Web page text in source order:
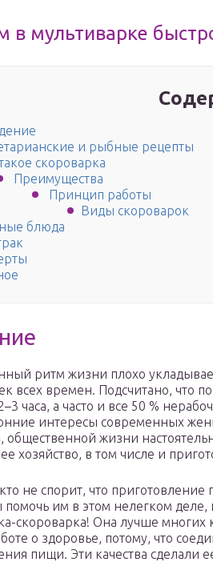
в мультиварке
и рыбные рецепты
скороварка
Преимущества
Принцип работы
Виды скороварок
блюда
ритм жизни плохо
всех времен. Подсчитано, что
часа, а часто и все 50 %
интересы современных
общественной жизни
хозяйство, в том числе и
не спорит, что
помочь им в этом нелегком
скороварка! Она лучше
о здоровье, потому, что
пищи. Эти качества